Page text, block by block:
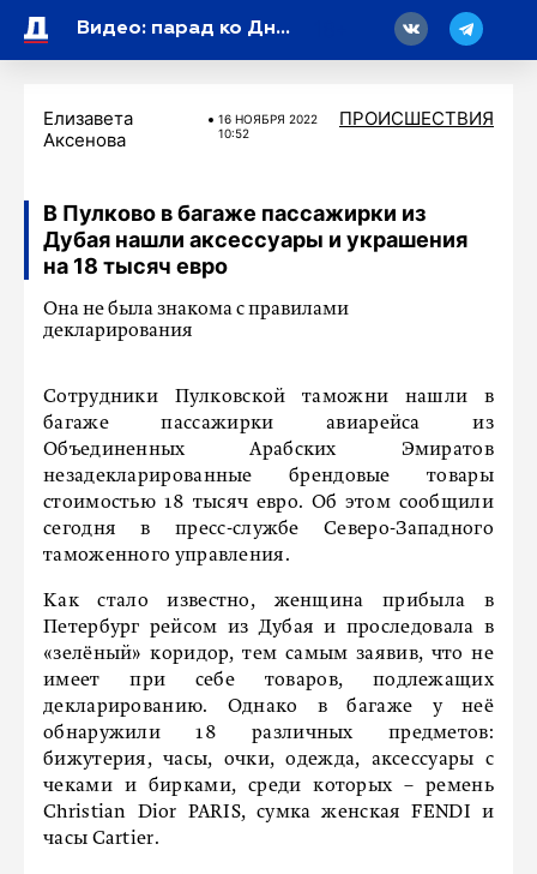
Видео: парад ко Дню физкультурника прошел на Крестовском острове в Петербурге
Елизавета
Аксенова
16 НОЯБРЯ 2022
10:52
ПРОИСШЕСТВИЯ
В Пулково в багаже пассажирки из
Дубая нашли аксессуары и украшения
на 18 тысяч евро
Она не была знакома с правилами
декларирования
Сотрудники Пулковской таможни нашли в
багаже пассажирки авиарейса из
Объединенных Арабских Эмиратов
незадекларированные брендовые товары
стоимостью 18 тысяч евро. Об этом сообщили
сегодня в пресс-службе Северо-Западного
таможенного управления.
Как стало известно, женщина прибыла в
Петербург рейсом из Дубая и проследовала в
«зелёный» коридор, тем самым заявив, что не
имеет при себе товаров, подлежащих
декларированию. Однако в багаже у неё
обнаружили 18 различных предметов:
бижутерия, часы, очки, одежда, аксессуары с
чеками и бирками, среди которых – ремень
Christian Dior PARIS, сумка женская FENDI и
часы Сartier.